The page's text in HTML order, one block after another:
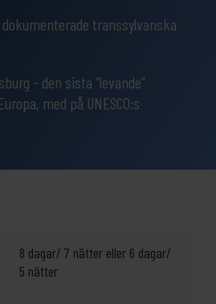
transsylvanska
- den sista ”levande”
med på UNESCO:s
8 dagar/ 7 nätter eller 6 dagar/
5 nätter